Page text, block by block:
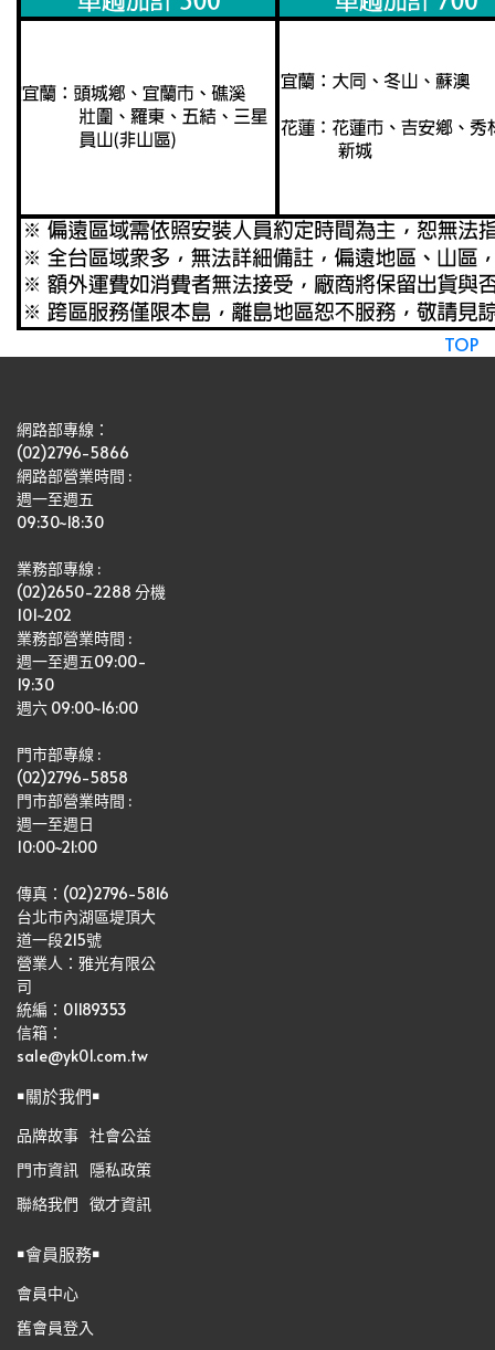
TOP
網路部專線：
(02)2796-5866
網路部營業時間 :
週一至週五
09:30~18:30
業務部專線 :
(02)2650-2288 分機
101~202
業務部營業時間 :
週一至週五09:00-
19:30
週六 09:00~16:00
門市部專線 :
(02)2796-5858
門市部營業時間 :
週一至週日
10:00~21:00
傳真：(02)2796-5816
台北市內湖區堤頂大
道一段215號
營業人：雅光有限公
司
統編：01189353
信箱：
sale@yk01.com.tw
￭關於我們￭
品牌故事 社會公益
門市資訊 隱私政策
聯絡我們 徵才資訊
￭會員服務￭
會員中心
舊會員登入